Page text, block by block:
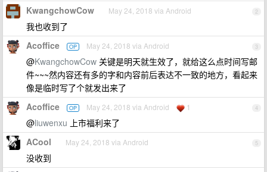
2
KwangchowCow May 24, 2018 via Android
我也收到了
3
Acoffice OP May 24, 2018 via Android
@KwangchowCow 关键是明天就生效了，就给这么点时间写邮
件~~~然内容还有多的字和内容前后表达不一致的地方，看起来
像是临时写了个就发出来了
4
Acoffice OP May 24, 2018 via Android 1
@liuwenxu 上市福利来了
5
ACool May 24, 2018 via Android
没收到